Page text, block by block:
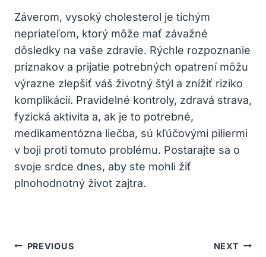
Záverom,⁢ vysoký ​cholesterol je tichým
nepriateľom, ktorý môže mať závažné
dôsledky na vaše zdravie. Rýchle rozpoznanie
príznakov a prijatie potrebných opatrení ‌môžu
výrazne‍ zlepšiť váš ⁢životný štýl a znížiť riziko
komplikácií. Pravidelné kontroly, zdravá strava,⁢
fyzická aktivita a, ‍ak je to potrebné,
medikamentózna liečba, sú‍ kľúčovými piliermi​
v boji proti tomuto problému. Postarajte sa o⁣
svoje srdce⁤ dnes, ⁣aby ⁢ste‍ mohli ⁣žiť
plnohodnotný život zajtra.
Navigácia
PREVIOUS NEXT